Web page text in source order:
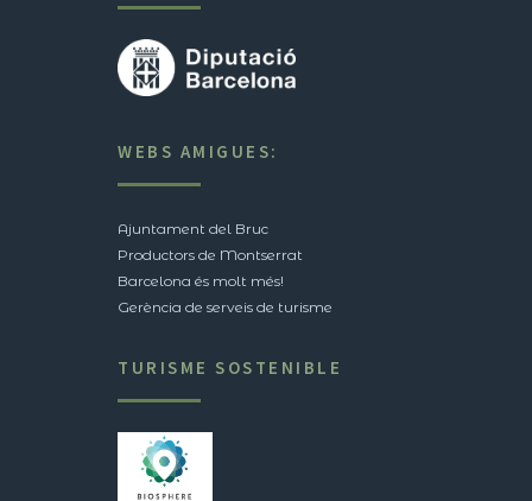
WEBS AMIGUES:
Ajuntament del Bruc
Productors de Montserrat
Barcelona és molt més!
Gerència de serveis de turisme
TURISME SOSTENIBLE